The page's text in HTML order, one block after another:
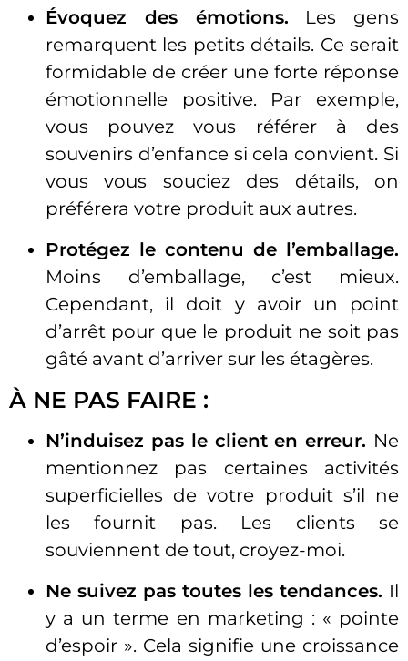
Évoquez des émotions. Les gens
remarquent les petits détails. Ce serait
formidable de créer une forte réponse
émotionnelle positive. Par exemple,
vous pouvez vous référer à des
souvenirs d’enfance si cela convient. Si
vous vous souciez des détails, on
préférera votre produit aux autres.
Protégez le contenu de l’emballage.
Moins d’emballage, c’est mieux.
Cependant, il doit y avoir un point
d’arrêt pour que le produit ne soit pas
gâté avant d’arriver sur les étagères.
À NE PAS FAIRE :
N’induisez pas le client en erreur. Ne
mentionnez pas certaines activités
superficielles de votre produit s’il ne
les fournit pas. Les clients se
souviennent de tout, croyez-moi.
Ne suivez pas toutes les tendances. Il
y a un terme en marketing : « pointe
d’espoir ». Cela signifie une croissance